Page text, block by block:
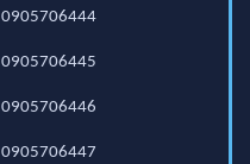
0905706444
0905706445
0905706446
0905706447